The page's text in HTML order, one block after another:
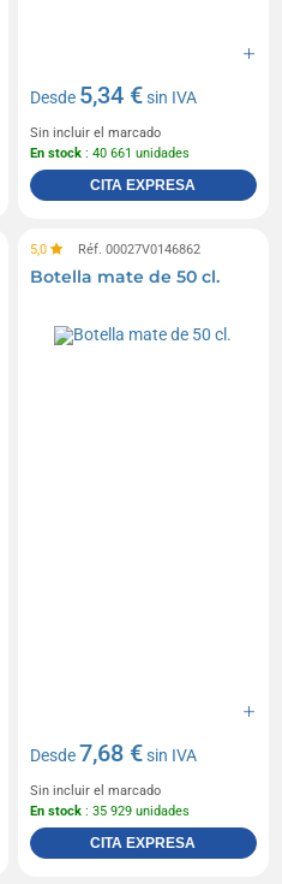
Desde 5,34 €sin IVA
Sin incluir el marcado
En stock : 40 661 unidades
CITA EXPRESA
5,0 Réf. 00027V0146862
Botella mate de 50 cl.
Desde7,68 €sin IVA
Sin incluir el marcado
En stock : 35 929 unidades
CITA EXPRESA